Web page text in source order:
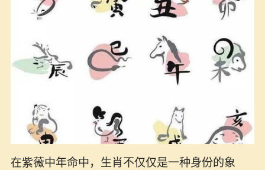
在紫薇中年命中，生肖不仅仅是一种身份的象